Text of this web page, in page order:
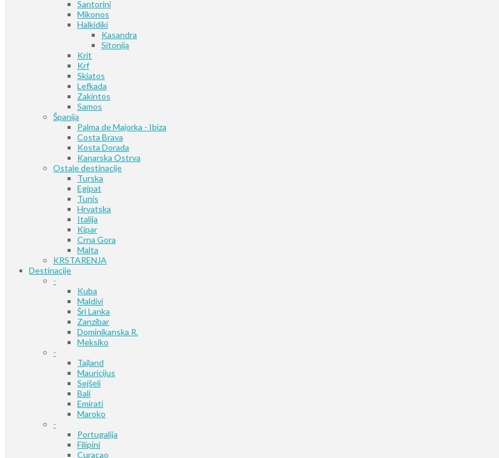
Santorini
Mikonos
Halkidiki
Kasandra
Sitonija
Krit
Krf
Skiatos
Lefkada
Zakintos
Samos
Španija
Palma de Majorka - Ibiza
Costa Brava
Kosta Dorada
Kanarska Ostrva
Ostale destinacije
Turska
Egipat
Tunis
Hrvatska
Italija
Kipar
Crna Gora
Malta
KRSTARENJA
Destinacije
-
Kuba
Maldivi
Šri Lanka
Zanzibar
Dominikanska R.
Meksiko
-
Tajland
Mauricijus
Sejšeli
Bali
Emirati
Maroko
-
Portugalija
Filipini
Curacao